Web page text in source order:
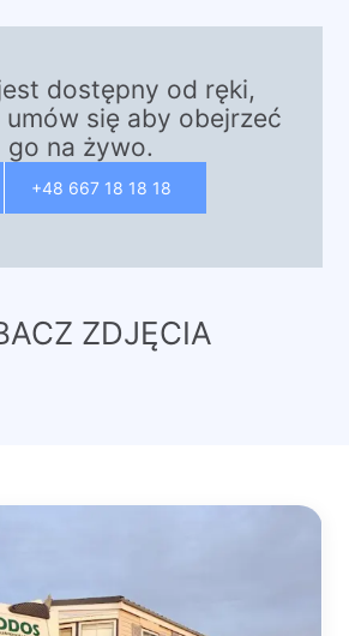
dostępny od ręki,
się aby obejrzeć
go na żywo.
+48 667 18 18 18
ZDJĘCIA